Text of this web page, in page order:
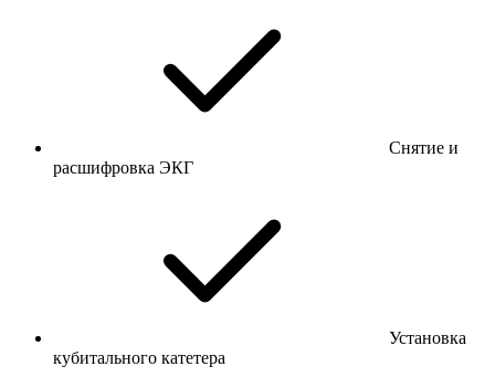
Снятие и
расшифровка ЭКГ
Установка
кубитального катетера